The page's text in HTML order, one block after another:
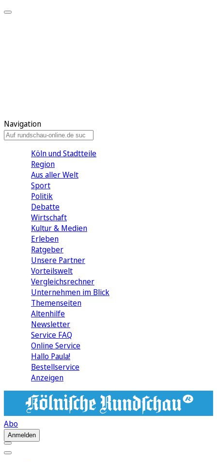
Navigation
Köln und Stadtteile
Region
Aus aller Welt
Sport
Politik
Debatte
Wirtschaft
Kultur & Medien
Erleben
Ratgeber
Unsere Partner
Vorteilswelt
Vergleichsrechner
Unternehmen im Blick
Themenseiten
Altenhilfe
Newsletter
Service FAQ
Online Service
Hallo Paula!
Bestellservice
Anzeigen
Abo
Anmelden